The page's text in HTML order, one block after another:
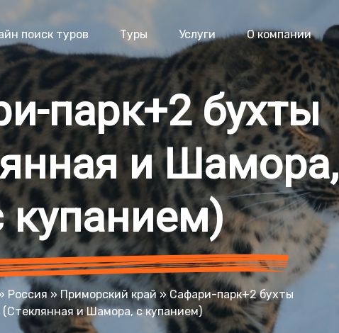
поиск туров Туры Услуги О компании
парк+2 бухты
и Шамора,
купанием)
Россия»Приморский край»Сафари-парк+2 бухты
(Стеклянная и Шамора, с купанием)